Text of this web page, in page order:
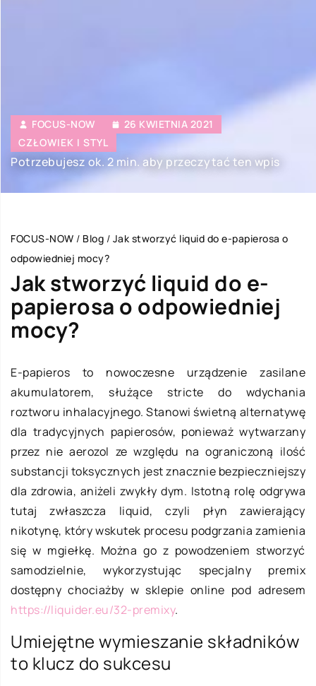
FOCUS-NOW
26 KWIETNIA 2021
CZŁOWIEK I STYL
Potrzebujesz ok. 2 min. aby przeczytać ten wpis
FOCUS-NOW / Blog / Jak stworzyć liquid do e-papierosa o
odpowiedniej mocy?
Jak stworzyć liquid do e-
papierosa o odpowiedniej
mocy?
E-papieros to nowoczesne urządzenie zasilane
akumulatorem, służące stricte do wdychania
roztworu inhalacyjnego. Stanowi świetną alternatywę
dla tradycyjnych papierosów, ponieważ wytwarzany
przez nie aerozol ze względu na ograniczoną ilość
substancji toksycznych jest znacznie bezpieczniejszy
dla zdrowia, aniżeli zwykły dym. Istotną rolę odgrywa
tutaj zwłaszcza liquid, czyli płyn zawierający
nikotynę, który wskutek procesu podgrzania zamienia
się w mgiełkę. Można go z powodzeniem stworzyć
samodzielnie, wykorzystując specjalny premix
dostępny chociażby w sklepie online pod adresem
https://liquider.eu/32-premixy.
Umiejętne wymieszanie składników
to klucz do sukcesu